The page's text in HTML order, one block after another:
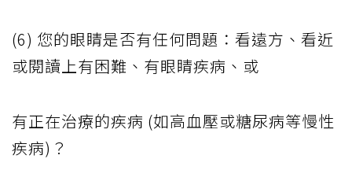
(6) 您的眼睛是否有任何問題：看遠方、看近
或閱讀上有困難、有眼睛疾病、或
有正在治療的疾病 (如高血壓或糖尿病等慢性
疾病)？